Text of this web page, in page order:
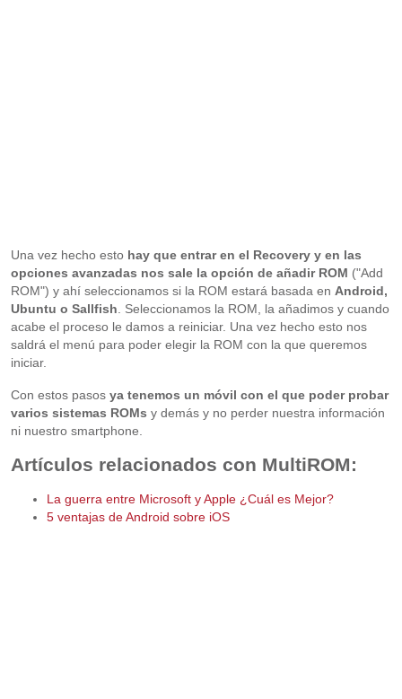
Una vez hecho esto hay que entrar en el Recovery y en las
opciones avanzadas nos sale la opción de añadir ROM ("Add
ROM") y ahí seleccionamos si la ROM estará basada en Android,
Ubuntu o Sallfish . Seleccionamos la ROM, la añadimos y cuando
acabe el proceso le damos a reiniciar. Una vez hecho esto nos
saldrá el menú para poder elegir la ROM con la que queremos
iniciar.
Con estos pasos ya tenemos un móvil con el que poder probar
varios sistemas ROMs y demás y no perder nuestra información
ni nuestro smartphone.
Artículos relacionados con MultiROM:
La guerra entre Microsoft y Apple ¿Cuál es Mejor?
5 ventajas de Android sobre iOS